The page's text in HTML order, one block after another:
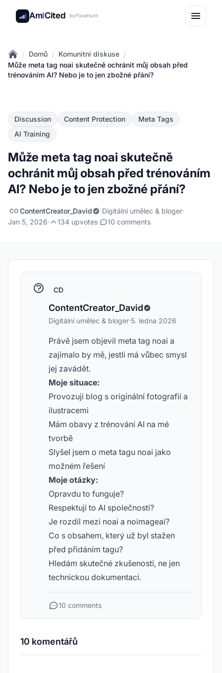
AmICited byFlowHunt
Home
/ Domů / Komunitni diskuse /
Může meta tag noai skutečně ochránit můj obsah před
trénováním AI? Nebo je to jen zbožné přání?
Discussion Content Protection
Meta Tags
AI Training
Může meta tag noai skutečně
ochránit můj obsah před trénováním
AI? Nebo je to jen zbožné přání?
CO ContentCreator_David ·Digitální umělec & bloger·
Jan 5, 2026· 134 upvotes· 10 comments
CD
ContentCreator_David
Digitální umělec & bloger·5. ledna 2026
Právě jsem objevil meta tag noai a
zajímalo by mě, jestli má vůbec smysl
jej zavádět.
Moje situace:
Provozuji blog s originální fotografií a
ilustracemi
Mám obavy z trénování AI na mé
tvorbě
Slyšel jsem o meta tagu noai jako
možném řešení
Moje otázky:
Opravdu to funguje?
Respektují to AI společnosti?
Je rozdíl mezi noai a noimageai?
Co s obsahem, který už byl stažen
před přidáním tagu?
Hledám skutečné zkušenosti, ne jen
technickou dokumentaci.
10 comments
10 komentářů